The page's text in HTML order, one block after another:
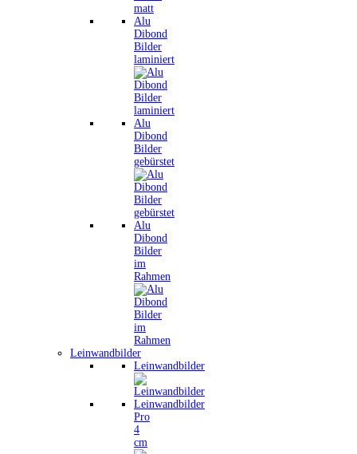
Alu
Dibond
Bilder
laminiert
Alu
Dibond
Bilder
gebürstet
Alu
Dibond
Bilder
im
Rahmen
Leinwandbilder
Leinwandbilder
Leinwandbilder
Pro
4
cm